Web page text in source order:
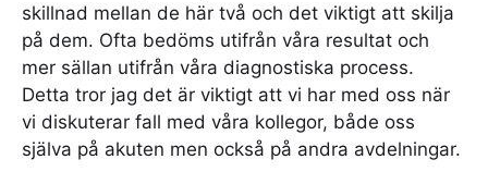
skillnad mellan de här två och det viktigt att skilja
på dem. Ofta bedöms utifrån våra resultat och
mer sällan utifrån våra diagnostiska process.
Detta tror jag det är viktigt att vi har med oss när
vi diskuterar fall med våra kollegor, både oss
själva på akuten men också på andra avdelningar.